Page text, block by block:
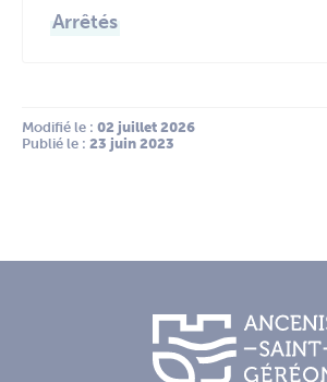
Arrêtés
Modifié le : 02 juillet 2026
Publié le : 23 juin 2023